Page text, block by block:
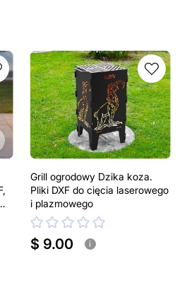
Grill ogrodowy Dzika koza.
Pliki DXF do cięcia laserowego
i plazmowego
$ 9.00 i